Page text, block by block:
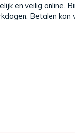
en veilig online.
Betalen kan